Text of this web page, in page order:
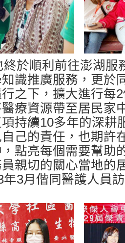
終於順利前往澎湖服
識推廣服務，更於
之下，擴大進行每
療資源帶至居民家
持續10多年的深耕
己的責任，也期許
點亮每個需要幫助
親切的關心當地的
年3月偕同醫護人員